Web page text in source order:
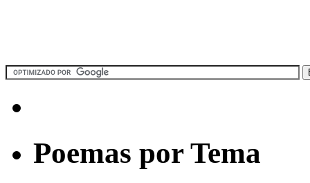
Poemas por Tema